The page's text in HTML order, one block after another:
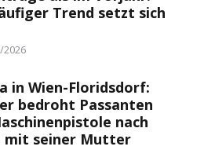
Trend setzt sich
2026
in Wien-Floridsdorf:
bedroht Passanten
nach
mit seiner Mutter